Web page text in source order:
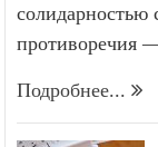
солидарностью
противоречия
Подробнее...